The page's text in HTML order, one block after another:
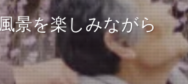
景を楽しみながら
詩を楽しめる施設
しさ、味わう喜び
景を楽しみながら